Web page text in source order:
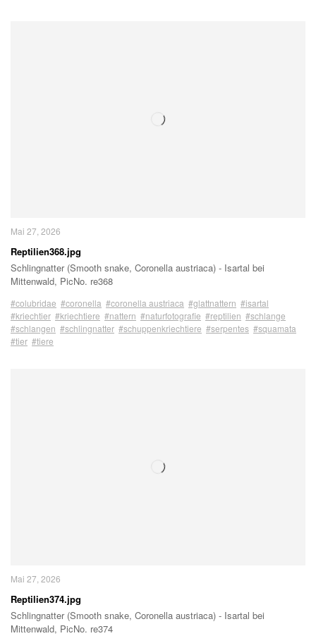
Mai 27, 2026
Reptilien368.jpg
Schlingnatter (Smooth snake, Coronella austriaca) - Isartal bei
Mittenwald, PicNo. re368
#colubridae #coronella #coronella austriaca #glattnattern #isartal
#kriechtier #kriechtiere #nattern #naturfotografie #reptilien #schlange
#schlangen #schlingnatter #schuppenkriechtiere #serpentes #squamata
#tier #tiere
Mai 27, 2026
Reptilien374.jpg
Schlingnatter (Smooth snake, Coronella austriaca) - Isartal bei
Mittenwald, PicNo. re374